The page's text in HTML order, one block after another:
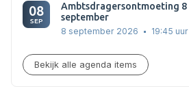
08
SEP
Ambtsdragersontmoeting 8
september
8 september 2026 19:45 uur
Bekijk alle agenda items